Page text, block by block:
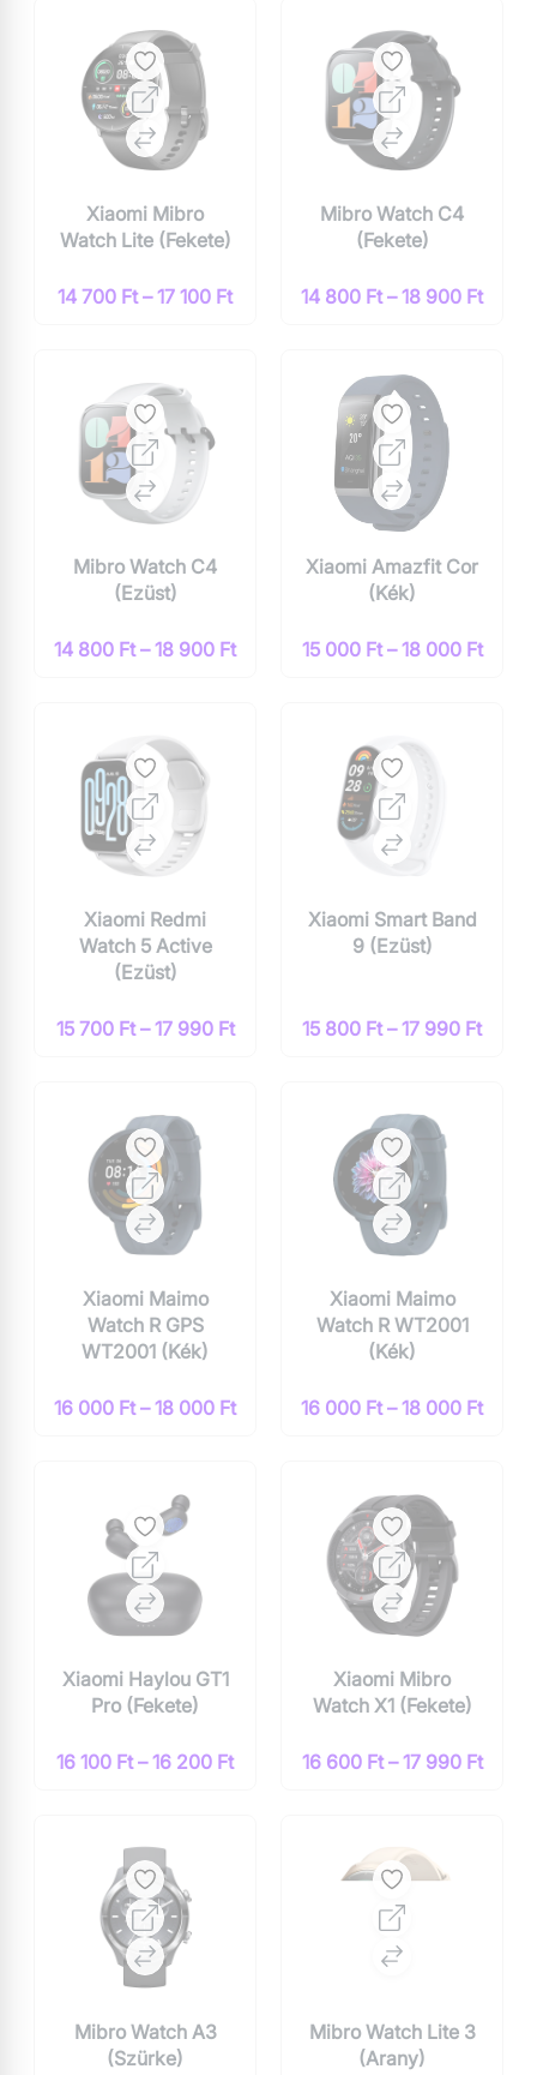
Xiaomi Mibro
Watch Lite (Fekete)
14 700 Ft – 17 100 Ft
Mibro Watch C4
(Fekete)
14 800 Ft – 18 900 Ft
Mibro Watch C4
(Ezüst)
14 800 Ft – 18 900 Ft
Xiaomi Amazfit Cor
(Kék)
15 000 Ft – 18 000 Ft
Xiaomi Redmi
Watch 5 Active
(Ezüst)
15 700 Ft – 17 990 Ft
Xiaomi Smart Band
9 (Ezüst)
15 800 Ft – 17 990 Ft
Xiaomi Maimo
Watch R GPS
WT2001 (Kék)
16 000 Ft – 18 000 Ft
Xiaomi Maimo
Watch R WT2001
(Kék)
16 000 Ft – 18 000 Ft
Xiaomi Haylou GT1
Pro (Fekete)
16 100 Ft – 16 200 Ft
Xiaomi Mibro
Watch X1 (Fekete)
16 600 Ft – 17 990 Ft
Mibro Watch A3
(Szürke)
Mibro Watch Lite 3
(Arany)